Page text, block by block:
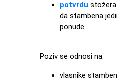
potvrdu stožera
da stambena
ponude
Poziv se odnosi na:
vlasnike